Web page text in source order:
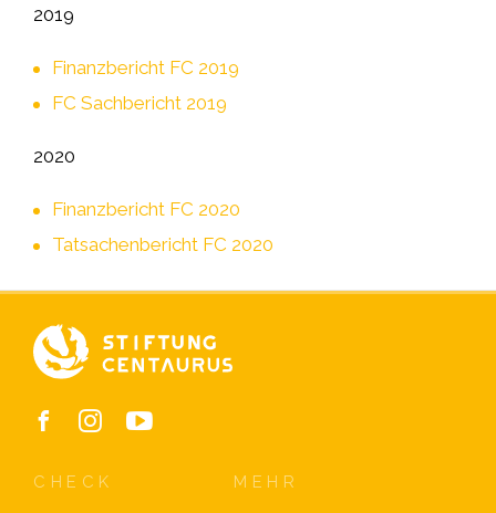
2019
Finanzbericht FC 2019
FC Sachbericht 2019
2020
Finanzbericht FC 2020
Tatsachenbericht FC 2020
CHECK MEHR